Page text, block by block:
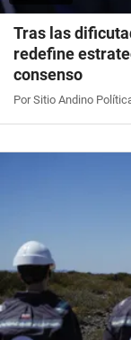
Tras las
redefine
consenso
Por Sitio Andino